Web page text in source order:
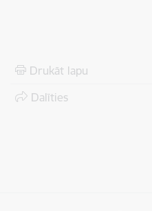
Drukāt lapu
Dalīties